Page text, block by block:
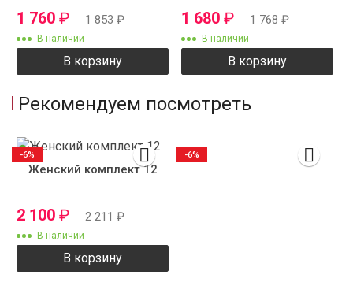
1 760 ₽ 1 853₽
В наличии
В корзину
1 680 ₽ 1 768₽
В наличии
В корзину
Рекомендуем посмотреть
Женский комплект 12
2 100 ₽ 2 211₽
В наличии
В корзину
-6% -6%